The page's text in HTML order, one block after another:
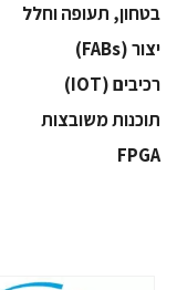
בטחון, תעופה וחלל
‫יצור (‪(FABs‬‬
‫רכיבים‬ (IOT)
‫תוכנות משובצות‬
‫‪FPGA‬‬